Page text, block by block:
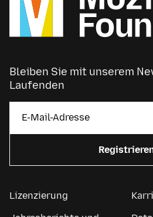
Bleiben Sie mit unserem
Laufenden
Lizenzierung